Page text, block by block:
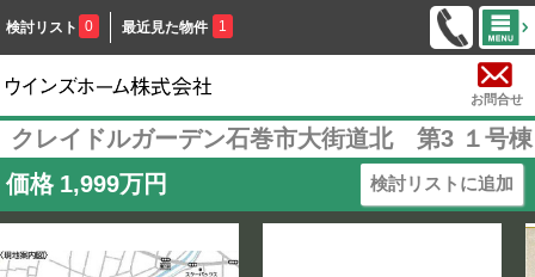
検討リスト 0 最近見た物件 1
お問合せ
クレイドルガーデン石巻市大街道北 第3 １号棟
価格 1,999万円 検討リストに追加